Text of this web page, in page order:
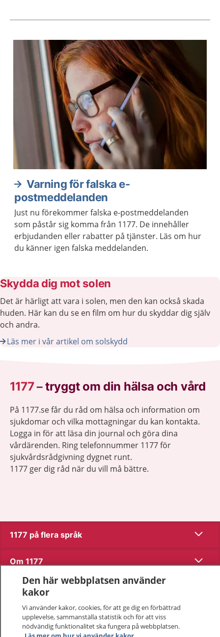
Aktuella artiklar
Varning för falska e-
postmeddelanden
Just nu förekommer falska e-postmeddelanden
som påstår sig komma från 1177. De innehåller
erbjudanden eller rabatter på tjänster. Läs om hur
du känner igen falska meddelanden.
Skydda dig mot solen
Det är härligt att vara i solen, men den kan också skada
huden. Här kan du se en film om hur du skyddar dig själv
och andra.
Läs mer i vår artikel om solskydd
1177–tryggt om din hälsa och vård
På 1177.se får du råd om hälsa och information om
sjukdomar och vilka mottagningar du kan kontakta.
Logga in för att läsa din journal och göra dina
vårdärenden. Ring telefonnummer 1177 för
sjukvårdsrådgivning dygnet runt.
1177 ger dig råd när du vill må bättre.
1177 på flera språk Visa
Om 1177 Visa
Kontakt
Behandling av personuppgifter
Den här webbplatsen använder
kakor
Vi använder kakor, cookies, för att ge dig en förbättrad
upplevelse, sammanställa statistik och för att viss
nödvändig funktionalitet ska fungera på webbplatsen.